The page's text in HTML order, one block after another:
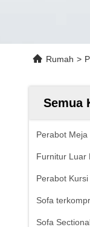
Rumah >
Semua
Perabot Meja
Furnitur Luar
Perabot
Sofa
Sofa